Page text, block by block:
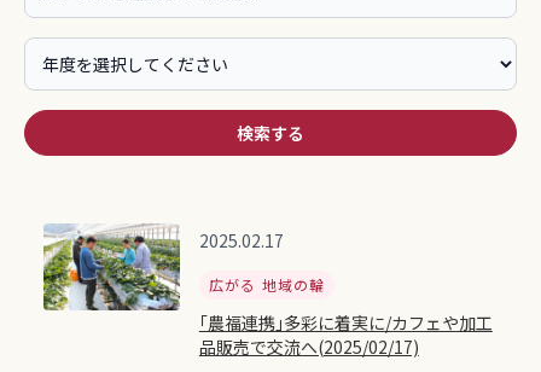
検索する
2025.02.17
広がる 地域の輪
｢農福連携｣多彩に着実に/カフェや加工
品販売で交流へ(2025/02/17)